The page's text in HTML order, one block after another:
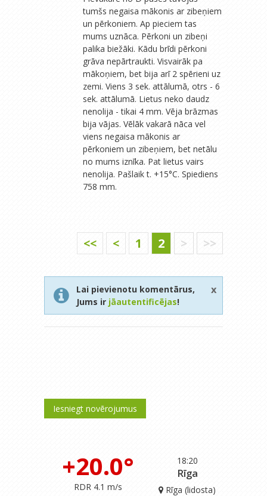
tumšs negaisa mākonis ar zibeņiem
un pērkoniem. Ap pieciem tas
mums uznāca. Pērkoni un zibeņi
palika biežāki. Kādu brīdi pērkoni
grāva nepārtraukti. Visvairāk pa
mākoņiem, bet bija arī 2 spērieni uz
zemi. Viens 3 sek. attālumā, otrs - 6
sek. attālumā. Lietus neko daudz
nenolija - tikai 4 mm. Vēja brāzmas
bija vājas. Vēlāk vakarā nāca vel
viens negaisa mākonis ar
pērkoniem un zibeņiem, bet netālu
no mums iznīka. Pat lietus vairs
nenolija. Pašlaik t. +15°C. Spiediens
758 mm.
<< < 1 2 > >>
Lai pievienotu komentārus,
Jums ir jāautentificējas!
x
Iesniegt novērojumus
18:20
+20.0°
RDR 4.1 m/s
Rīga
Rīga (lidosta)